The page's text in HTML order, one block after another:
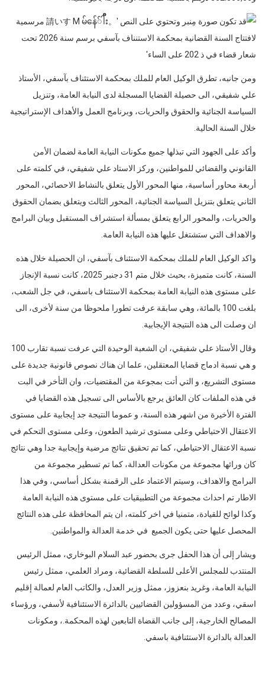
علي شفيقي، الى حصيلة القضايا المسجلة لدى النيابة العامة، وتنزيل
السياسة الجنائية والحقوق والحريات، وبرنامج العمل والأهداف الإستراتيجية
خلال السنة الحالية.
القانوني والقضائي للمواطنين، وركز الاستاد علي شفيقي، في كلمته على
أربعة محاور أساسية، منها المحور الأول يتعلق بالنشاط الاحصائي، المحور
الثاني يتعلق بتنزيل السياسة الجنائية، المحور الثالث ويتعلق بضمان الحقوق
والحريات، والمحور الرابع يتعلق بمسألة استشراف المستقبل وبيان البرامج
والاهداف التي ستشتغل عليها هذه النيابة العامة.
السنة، كانت متميزة، بحيث خلال متم 31 دجنبر 2025، كانت نسبة الإنجاز
على مستوى هذه النيابة العامة بمحكمة الاستئناف باسفي، في جل الشعب،
بلغت 100 بالمائة، وهي سابقة عرفت تطورا ملحوظا من سنة لأخرى، الى
ان وصلت الى هذه النتيجة الإيجابية.
و هي نسبة ادماج قضايا المعتقلين، علما ان هناك نصوص قانونية جديدة على
مستوى التشريع، و التي أتت بمجوعة من المقتضيات، وان التأخر في البت
في هذه الملفات كان العائق يرجع بالأساس الى تسجيل هذه القضايا في
الفترة الأخيرة من اشهر هذه السنة، و عموما النتيجة جد إيجابية على مستوى
الاعتقال الاحتياطي وعلى مستوى ترشيد الطعون، وعلى مستوى التحكم في
نسبة الاعتقال الاحتياطي، كما تم تحقيق نتائج مرضية وإيجابية جدا وهي نتائج
كان ورائها مجموعة من مكونات العدالة، كما تم تسطير مجموعة من
البرامج والاهداف، وسيتم الاعتماد على الرقمنة بشكل أساسي، وفي هذا
الاطار تم احداث مجموعة من التطبيقيات على مستوى هذه النيابة العامة
وكذا لوائح للقيادة، متمنيا في اخر كلمته، ان يتم المحافظة على هذه النتائج
المحصل عليها حتى يكون الجميع في خدمة العدالة والمواطنين.
المنتدب للمجلس الأعلى للسلطة القضائية، ومراد العلمي، ممثل رئيس
النيابة العامة، وغريد بنعزوز، ممثل وزير العدل، والكاتب العام لعمالة إقليم
اسقي، وعدد من المسؤولين القضائيين بالدائرة الاستئنافية لأسفي، ورؤساء
المصالح الخارجية، إلى جانب القضاة التابعين لهذه المحكمة.، ومكونات
العدالة بالدائرة الاستئنافية باسفي.